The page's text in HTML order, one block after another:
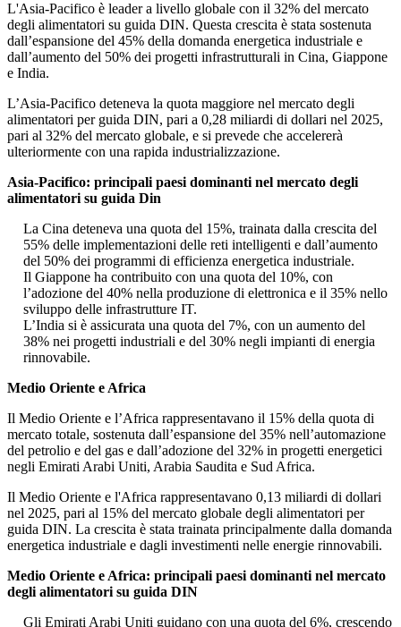
L'Asia-Pacifico è leader a livello globale con il 32% del mercato
degli alimentatori su guida DIN. Questa crescita è stata sostenuta
dall’espansione del 45% della domanda energetica industriale e
dall’aumento del 50% dei progetti infrastrutturali in Cina, Giappone
e India.
L’Asia-Pacifico deteneva la quota maggiore nel mercato degli
alimentatori per guida DIN, pari a 0,28 miliardi di dollari nel 2025,
pari al 32% del mercato globale, e si prevede che accelererà
ulteriormente con una rapida industrializzazione.
Asia-Pacifico: principali paesi dominanti nel mercato degli
alimentatori su guida Din
La Cina deteneva una quota del 15%, trainata dalla crescita del
55% delle implementazioni delle reti intelligenti e dall’aumento
del 50% dei programmi di efficienza energetica industriale.
Il Giappone ha contribuito con una quota del 10%, con
l’adozione del 40% nella produzione di elettronica e il 35% nello
sviluppo delle infrastrutture IT.
L’India si è assicurata una quota del 7%, con un aumento del
38% nei progetti industriali e del 30% negli impianti di energia
rinnovabile.
Medio Oriente e Africa
Il Medio Oriente e l’Africa rappresentavano il 15% della quota di
mercato totale, sostenuta dall’espansione del 35% nell’automazione
del petrolio e del gas e dall’adozione del 32% in progetti energetici
negli Emirati Arabi Uniti, Arabia Saudita e Sud Africa.
Il Medio Oriente e l'Africa rappresentavano 0,13 miliardi di dollari
nel 2025, pari al 15% del mercato globale degli alimentatori per
guida DIN. La crescita è stata trainata principalmente dalla domanda
energetica industriale e dagli investimenti nelle energie rinnovabili.
Medio Oriente e Africa: principali paesi dominanti nel mercato
degli alimentatori su guida DIN
Gli Emirati Arabi Uniti guidano con una quota del 6%, crescendo